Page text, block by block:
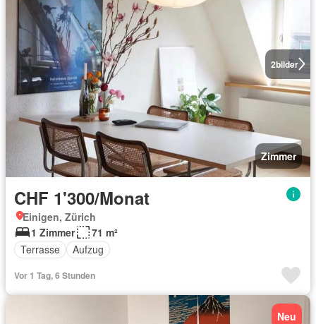
2bilder
Zimmer
CHF 1'300/Monat
Einigen, Zürich
1 Zimmer
71 m²
Terrasse
Aufzug
Vor 1 Tag, 6 Stunden
Neu